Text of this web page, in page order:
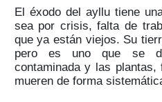
El éxodo del ayllu tiene
sea por crisis, falta de
que ya están viejos. Su
pero es uno que se
contaminada y las
mueren de forma